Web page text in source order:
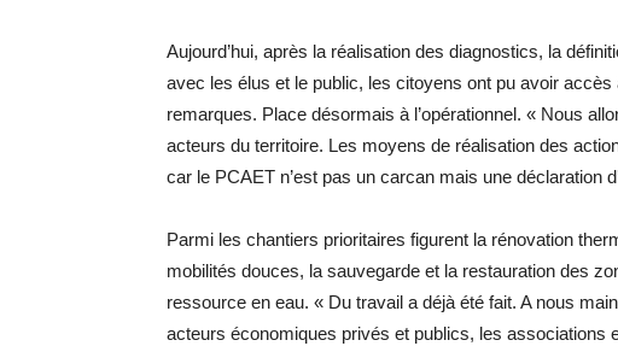
Aujourd’hui, après la réalisation des diagnostics, la
avec les élus et le public, les citoyens ont pu avoir
remarques. Place désormais à l’opérationnel. « Nous
acteurs du territoire. Les moyens de réalisation des
car le PCAET n’est pas un carcan mais une déclaration
Parmi les chantiers prioritaires figurent la rénovation
mobilités douces, la sauvegarde et la restauration des
ressource en eau. « Du travail a déjà été fait. A nous
acteurs économiques privés et publics, les associations